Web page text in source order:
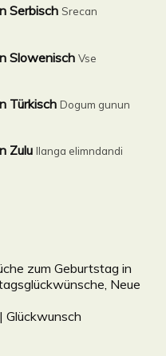
Serbisch Srecan
Slowenisch Vse
Türkisch Dogum gunun
Zulu Ilanga elimndandi
zum Geburtstag in
Neue
Glückwunsch